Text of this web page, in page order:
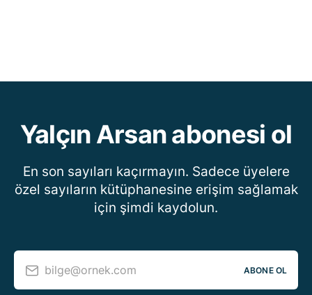
Yalçın Arsan abonesi ol
En son sayıları kaçırmayın. Sadece üyelere
özel sayıların kütüphanesine erişim sağlamak
için şimdi kaydolun.
bilge@ornek.com ABONE OL